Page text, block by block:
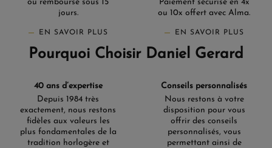
ou remboursé sous 15
jours.
EN SAVOIR PLUS
Paiement sécurisé en 4x
ou 10x offert avec Alma.
EN SAVOIR PLUS
Pourquoi Choisir Daniel Gerard
40 ans d’expertise
Depuis 1984 très
exactement, nous restons
fidèles aux valeurs les
plus fondamentales de la
tradition horlogère et
Conseils personnalisés
Nous restons à votre
disposition pour vous
offrir des conseils
personnalisés, vous
permettant ainsi de